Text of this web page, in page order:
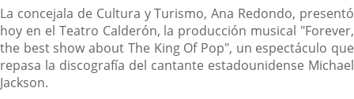
Descripción
La concejala de Cultura y Turismo, Ana Redondo, presentó
hoy en el Teatro Calderón, la producción musical "Forever,
the best show about The King Of Pop", un espectáculo que
repasa la discografía del cantante estadounidense Michael
Jackson.